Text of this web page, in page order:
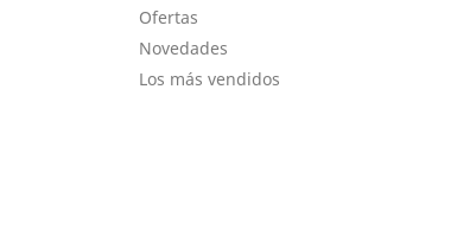
Ofertas
Novedades
Los más vendidos